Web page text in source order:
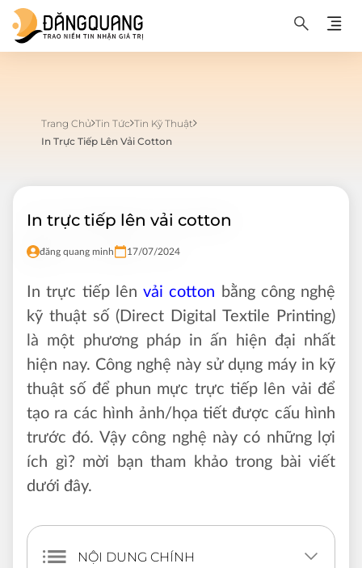
Trang Chủ Tin Tức Tin Kỹ Thuật
In Trực Tiếp Lên Vải Cotton
In trực tiếp lên vải cotton
đăng quang minh 17/07/2024
In trực tiếp lên vải cotton bằng công nghệ
kỹ thuật số (Direct Digital Textile Printing)
là một phương pháp in ấn hiện đại nhất
hiện nay. Công nghệ này sử dụng máy in kỹ
thuật số để phun mực trực tiếp lên vải để
tạo ra các hình ảnh/họa tiết được cấu hình
trước đó. Vậy công nghệ này có những lợi
ích gì? mời bạn tham khảo trong bài viết
dưới đây.
NỘI DUNG CHÍNH